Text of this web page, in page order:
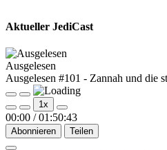
Aktueller JediCast
Ausgelesen
Ausgelesen #101 - Zannah und die
Play
Episode
Pause
Episode
1x
00:00 / 01:50:43
Abonnieren Teilen